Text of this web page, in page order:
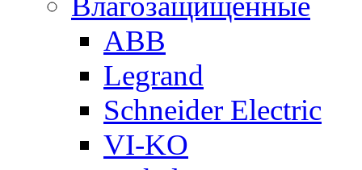
ABB
Legrand
Schneider Electric
VI-KO